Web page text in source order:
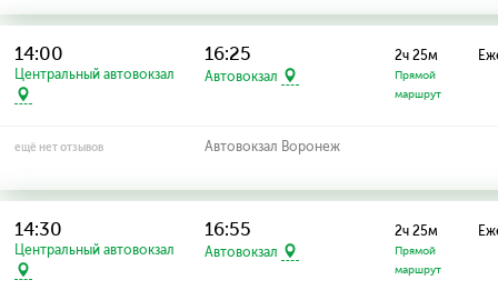
14:00
Центральный автовокзал
16:25
Автовокзал
2ч 25м
Прямой
маршрут
ещё нет отзывов Автовокзал Воронеж
14:30
Центральный автовокзал
16:55
Автовокзал
2ч 25м
Прямой
маршрут